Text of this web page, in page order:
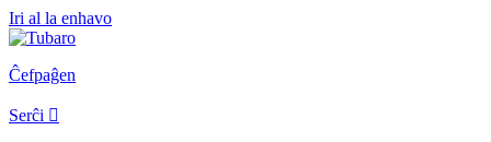
Iri al la enhavo
Ĉefpaĝen
Serĉi 